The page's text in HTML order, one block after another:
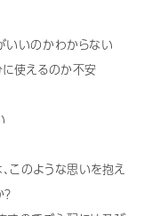
いいのかわからない
使えるのか不安
のような思いを抱え